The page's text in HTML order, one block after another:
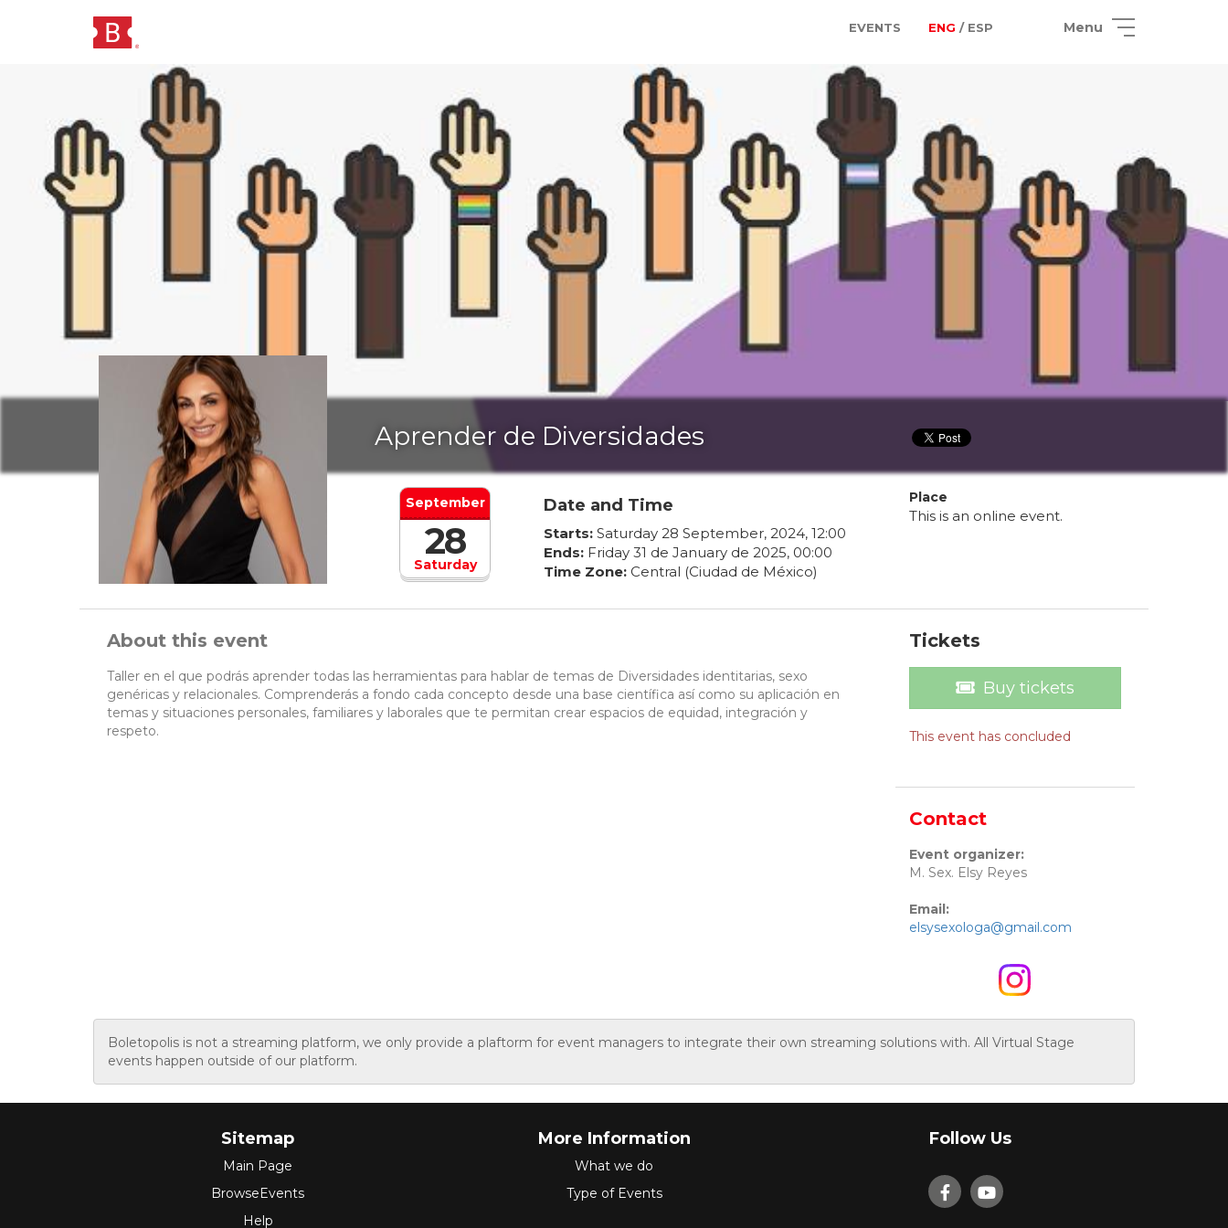
EVENTS ENG / ESP Menu
Aprender de Diversidades
Saturday
September
28
Date and Time
Starts: Saturday 28 September, 2024, 12:00
Ends: Friday 31 de Januaryde 2025, 00:00
Time Zone: Central (Ciudad de México)
Place
This is an online event.
About this event
Taller en el que podrás aprender todas las herramientas para hablar de temas de Diversidades identitarias, sexo
genéricas y relacionales. Comprenderás a fondo cada concepto desde una base científica así como su aplicación en
temas y situaciones personales, familiares y laborales que te permitan crear espacios de equidad, integración y
respeto.
Tickets
Buy tickets
This event has concluded
Contact
Event organizer:
M. Sex. Elsy Reyes
Email:
elsysexologa@gmail.com
Boletopolis is not a streaming platform, we only provide a plaftorm for event managers to integrate their own streaming solutions with. All Virtual Stage
events happen outside of our platform.
Sitemap
Main Page
BrowseEvents
Help
More Information
What we do
Type of Events
Follow Us